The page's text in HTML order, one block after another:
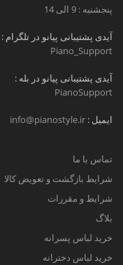
پنجشنبه : 9 الی 14
آیدی پشتیبانی پیانو در تلگرام :
Piano_Support
آیدی پشتیبانی پیانو در بله :
PianoSupport
ایمیل : info@pianostyle.ir
تماس با ما
شرایط بازگشت و تعویض کالا
شرایط و مقررات
بلاگ
خرید لباس پسرانه
خرید لباس دخترانه